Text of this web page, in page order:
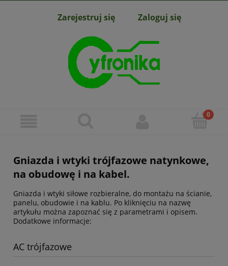
Zarejestruj się Zaloguj się
Gniazda i wtyki trójfazowe natynkowe,
na obudowę i na kabel.
Gniazda i wtyki siłowe rozbieralne, do montażu na ścianie,
panelu, obudowie i na kablu. Po kliknięciu na nazwę
artykułu można zapoznać się z parametrami i opisem.
Dodatkowe informacje:
AC trójfazowe